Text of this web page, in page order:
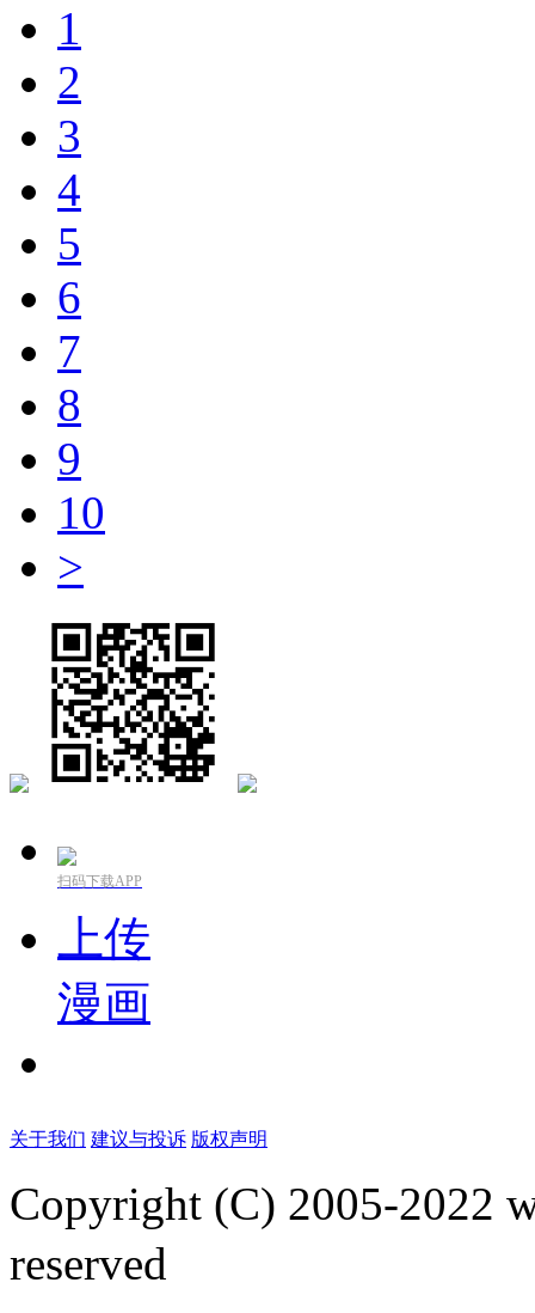
1
2
3
4
5
6
7
8
9
10
>
扫码下载APP
上传
漫画
关于我们 建议与投诉 版权声明
Copyright (C) 2005-2022
reserved